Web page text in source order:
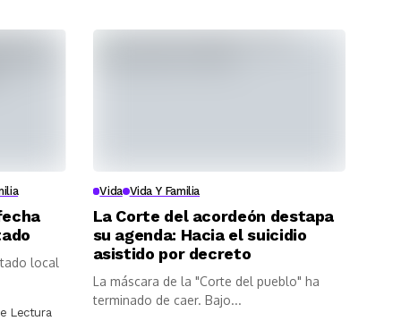
local
Lectura
Vida Vida Y Familia
La Corte del acordeón destapa
su agenda: Hacia el suicidio
asistido por decreto
La máscara de la "Corte del pueblo" ha
terminado de caer. Bajo...